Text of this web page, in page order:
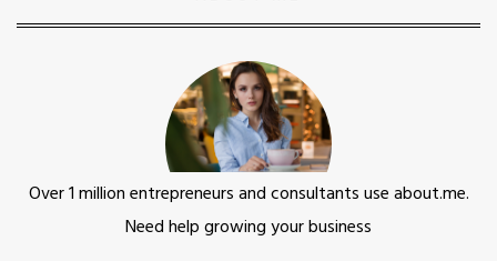
Over 1 million entrepreneurs and consultants use about.me.
Need help growing your business